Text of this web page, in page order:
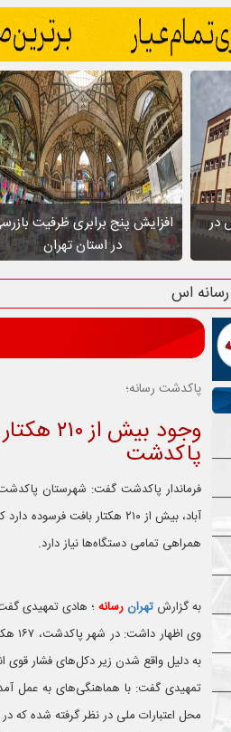
در
افزایش پنج برابری ظرفیت
در استان تهران
استان تهر
پاکدشت رسانه؛
وجود بیش
پاکدشت
فرماندار پاکدشت گفت: شهرستان
آباد، بیش از ۲۱۰ هکتار بافت
همراهی تمامی دستگاه‌ها نیاز دارد.
به گزارش تهران رسانه ؛ هادی تمهیدی
وی
به دلیل واقع شدن زیر دکل‌های فشار قوی
تمهیدی گفت: با هماهنگی‌های به عمل
محل اعتبارات ملی در نظر گرفته شده که در سال ۹۸ اجرایی